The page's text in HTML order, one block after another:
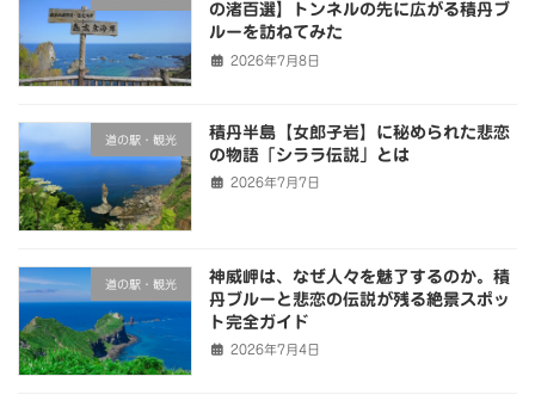
の渚百選】トンネルの先に広がる積丹ブ
ルーを訪ねてみた
2026年7月8日
道の駅・観光
積丹半島【女郎子岩】に秘められた悲恋
の物語「シララ伝説」とは
2026年7月7日
道の駅・観光
神威岬は、なぜ人々を魅了するのか。積
丹ブルーと悲恋の伝説が残る絶景スポッ
ト完全ガイド
2026年7月4日